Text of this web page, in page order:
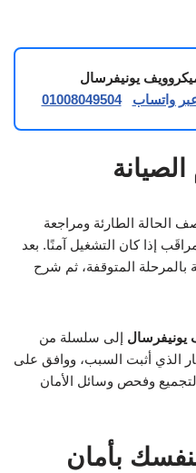
يونيفرسال
واتساب 01008049504
الحالة الطارئة ومراجعة
إذا كان التشغيل آمنًا. بعد
بالمرحلة المتوقفة، ثم شرح
يونيفرسال إلى سلسلة من
الذي أثبت السبب، ووافق على
وفحص وسائل الأمان
بأمان